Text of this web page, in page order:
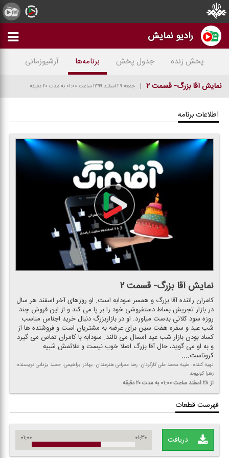
رادیو نمایش
پخش زنده جدول پخش برنامه‌ها
آرشیوزمانی
نمایش آقا بزرگ- قسمت ۲
جمعه ۲۹ اسفند ۱۳۹۹ ساعت ۰۱:۰۰ به مدت ۲۰ دقیقه
اطلاعات برنامه
نمایش آقا بزرگ- قسمت ۲
كامران راننده آقا بزرگ و همسر سودابه است. او روزهای آخر اسفند هر سال
در بازار تجریش بساط دستفروشی خود را بر پا می كند و از این فروش چند
روزه سود كلانی بدست میاورد. او در بازاربزرگ دنبال خرید اجناس مناسب
شب عید و سفره هفت سین برای عرضه به مشتریان است و فروشنده ها از
كساد بودن بازار شب عید امسال می نالند. سودابه با كامران تماس می گیرد
و به او می گوید، حال آقا بزرگ اصلا خوب نیست و علائمش شبیه
كروناست....
تهیه كننده: طیبه محمد علی كارگردان: رضا عمرانی هنرمندان: بهادر ابراهیمی، حمید یزدانی نویسنده:
زهرا كولیوند
از ۲۸ اسفند ساعت ۰۱:۰۰ به مدت ۲۰ دقیقه
فهرست قطعات
دریافت ۰۱:۰۰ ۰۱:۳۰